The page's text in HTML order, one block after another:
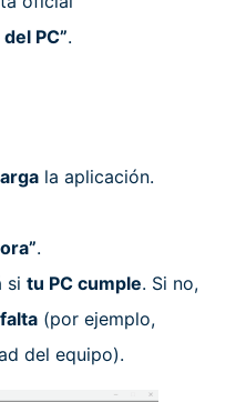
PC”.
la aplicación.
.
si tu PC cumple. Si no,
(por ejemplo,
del equipo).